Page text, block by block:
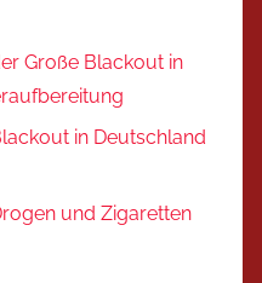
Große Blackout in
in Deutschland
und Zigaretten